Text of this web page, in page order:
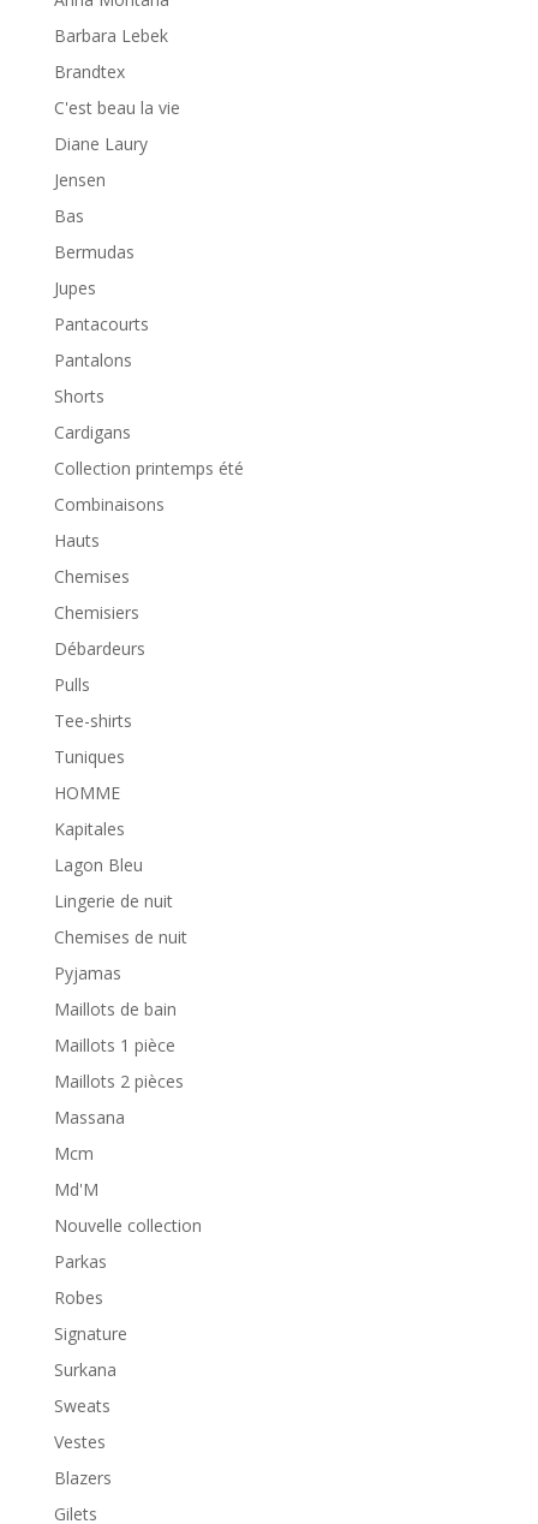
Barbara Lebek
Brandtex
C'est beau la vie
Diane Laury
Jensen
Bas
Bermudas
Jupes
Pantacourts
Pantalons
Shorts
Cardigans
Collection printemps été
Combinaisons
Hauts
Chemises
Chemisiers
Débardeurs
Pulls
Tee-shirts
Tuniques
HOMME
Kapitales
Lagon Bleu
Lingerie de nuit
Chemises de nuit
Pyjamas
Maillots de bain
Maillots 1 pièce
Maillots 2 pièces
Massana
Mcm
Md'M
Nouvelle collection
Parkas
Robes
Signature
Surkana
Sweats
Vestes
Blazers
Gilets